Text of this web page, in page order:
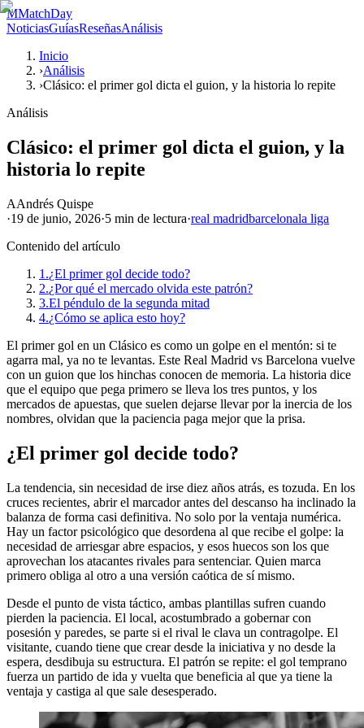
MMatchDay
NoticiasGuíasReseñasAnálisis
Inicio
›Análisis
›Clásico: el primer gol dicta el guion, y la historia lo repite
Análisis
Clásico: el primer gol dicta el guion, y la
historia lo repite
AAndrés Quispe
·19 de junio, 2026·5 min de lectura·real madridbarcelonala liga
Contenido del artículo
1.¿El primer gol decide todo?
2.¿Por qué el mercado olvida este patrón?
3.El péndulo de la segunda mitad
4.¿Cómo se aplica esto hoy?
El primer gol en un Clásico es como un golpe en el mentón: si te
agarra mal, ya no te levantas. Este Real Madrid vs Barcelona vuelve
con un guion que los hinchas conocen de memoria. La historia dice
que el equipo que pega primero se lleva los tres puntos, y los
mercados de apuestas, que suelen dejarse llevar por la inercia de los
nombres, olvidan que la paciencia paga mejor que la prisa.
¿El primer gol decide todo?
La tendencia, sin necesidad de irse diez años atrás, es tozuda. En los
cruces recientes, abrir el marcador antes del descanso ha inclinado la
balanza de forma casi definitiva. No solo por la ventaja numérica.
Hay un factor psicológico que desordena al que recibe el golpe: la
necesidad de arriesgar abre espacios, y esos huecos son los que
aprovechan los atacantes rivales para sentenciar. Quien marca
primero obliga al otro a una versión caótica de sí mismo.
Desde el punto de vista táctico, ambas plantillas sufren cuando
pierden la paciencia. El local, acostumbrado a gobernar con
posesión y paredes, se parte si el rival le clava un contragolpe. El
visitante, cuando tiene que crear desde la iniciativa y no desde la
espera, desdibuja su estructura. El patrón se repite: el gol temprano
fuerza un partido de ida y vuelta que beneficia al que ya tiene la
ventaja y castiga al que sale desesperado.